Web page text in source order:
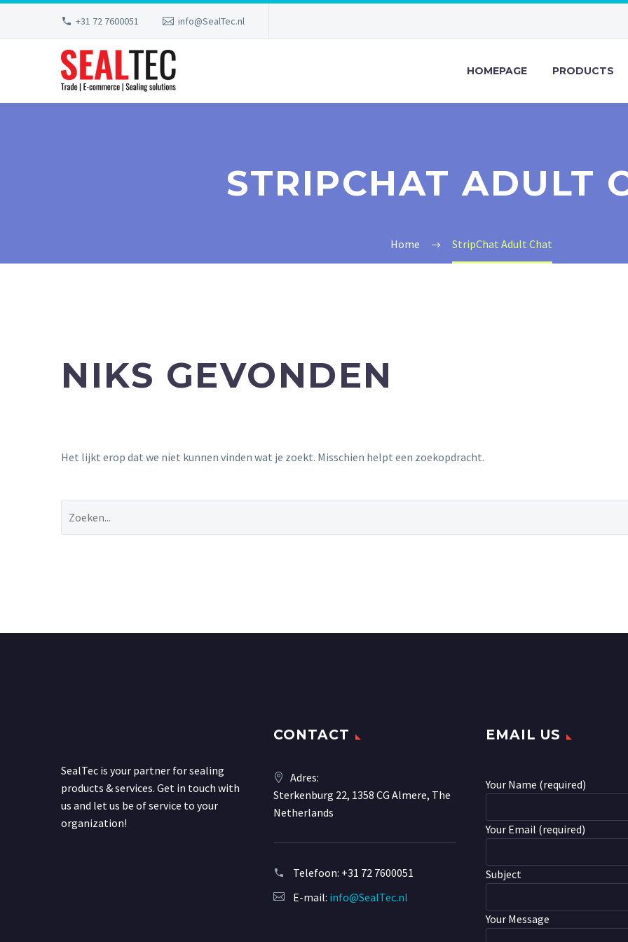
+31 72 7600051 info@SealTec.nl
HOMEPAGE PRODUCTS
STRIPCHAT ADULT
Home StripChat Adult Chat
NIKS GEVONDEN
Het lijkt erop dat we niet kunnen vinden wat je zoekt. Misschien helpt een zoekopdracht.
SealTec is your partner for sealing
products & services. Get in touch with
us and let us be of service to your
organization!
CONTACT
Adres:
Sterkenburg 22, 1358 CG Almere, The
Netherlands
Telefoon: +31 72 7600051
E-mail: info@SealTec.nl
EMAIL US
Your Name (required)
Your Email (required)
Subject
Your Message